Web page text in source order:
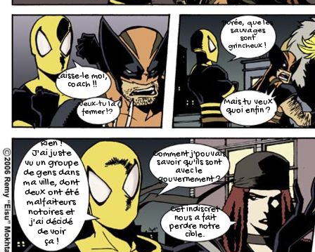
Laisse-le moi,
coach !!
Veux-tu la
fermer !?
Purée, que les
sauvages
sont
grincheux !
Mais tu veux
quoi enfin ?
Rien !
J'ai juste
vu un groupe
de gens dans
ma ville, dont
deux ont été
malfaiteurs
notoires et
j'ai décidé
de voir
ça !
Comment j'pouvais
savoir qu'ils sont
avec le
gouvernement ?
Cet indiscret
nous a fait
perdre notre
cible.